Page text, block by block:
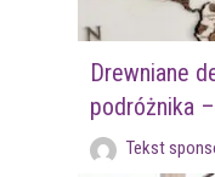
Drewniane
podróżnika
Tekst